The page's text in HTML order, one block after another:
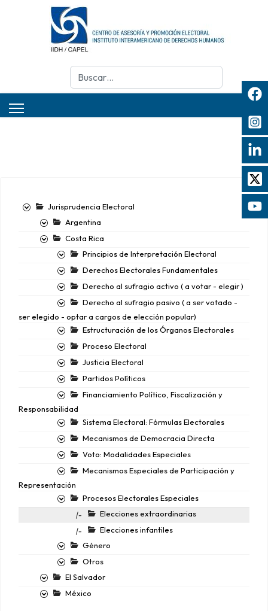
Buscar
Jurisprudencia Electoral
Argentina
Costa Rica
Principios de Interpretación Electoral
Derechos Electorales Fundamentales
Derecho al sufragio activo ( a votar - elegir )
Derecho al sufragio pasivo ( a ser votado -
ser elegido - optar a cargos de elección popular)
Estructuración de los Órganos Electorales
Proceso Electoral
Justicia Electoral
Partidos Políticos
Financiamiento Político, Fiscalización y
Responsabilidad
Sistema Electoral: Fórmulas Electorales
Mecanismos de Democracia Directa
Voto: Modalidades Especiales
Mecanismos Especiales de Participación y
Representación
Procesos Electorales Especiales
|-
Elecciones extraordinarias
|-
Elecciones infantiles
Género
Otros
El Salvador
México